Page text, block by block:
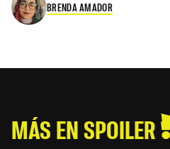
BRENDA AMADOR
MÁS EN SPOILER